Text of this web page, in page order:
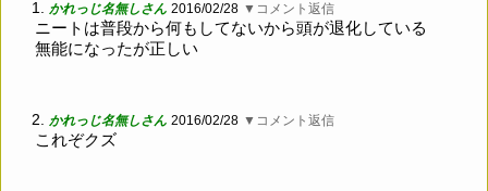
1. かれっじ名無しさん 2016/02/28 ▼コメント返信
ニートは普段から何もしてないから頭が退化している
無能になったが正しい
2. かれっじ名無しさん 2016/02/28 ▼コメント返信
これぞクズ